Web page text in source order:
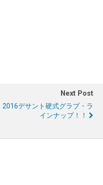
Next Post
2016デサント硬式グラブ・ラ
インナップ！！